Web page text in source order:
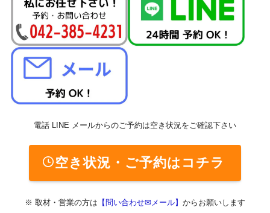
電話 LINE メールからのご予約は空き状況をご確認下さい
空き状況・ご予約はコチラ
※ 取材・営業の方は 【問い合わせ✉メール】 からお願いします